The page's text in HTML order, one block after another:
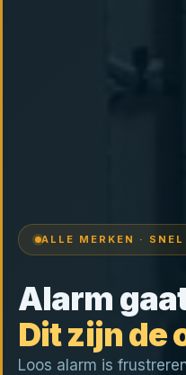
ALLE MERKEN · SNEL
Alarm
Dit zijn de
Loos alarm is